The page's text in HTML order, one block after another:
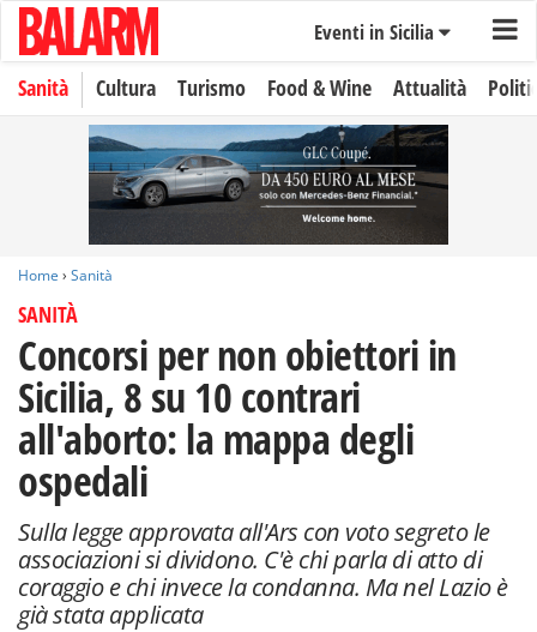
Eventi in Sicilia
Sanità Cultura Turismo Food & Wine Attualità
Home › Sanità
SANITÀ
Concorsi per non obiettori in
Sicilia, 8 su 10 contrari
all'aborto: la mappa degli
ospedali
Sulla legge approvata all'Ars con voto segreto le
associazioni si dividono. C'è chi parla di atto di
coraggio e chi invece la condanna. Ma nel Lazio è
già stata applicata